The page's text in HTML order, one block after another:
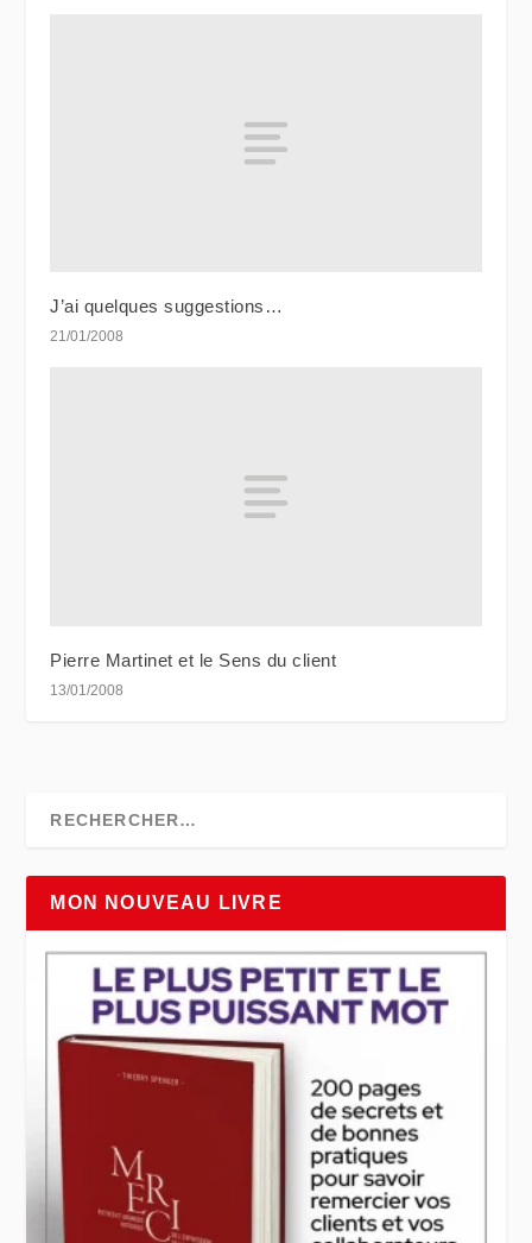
J’ai quelques suggestions…
21/01/2008
Pierre Martinet et le Sens du client
13/01/2008
MON NOUVEAU LIVRE